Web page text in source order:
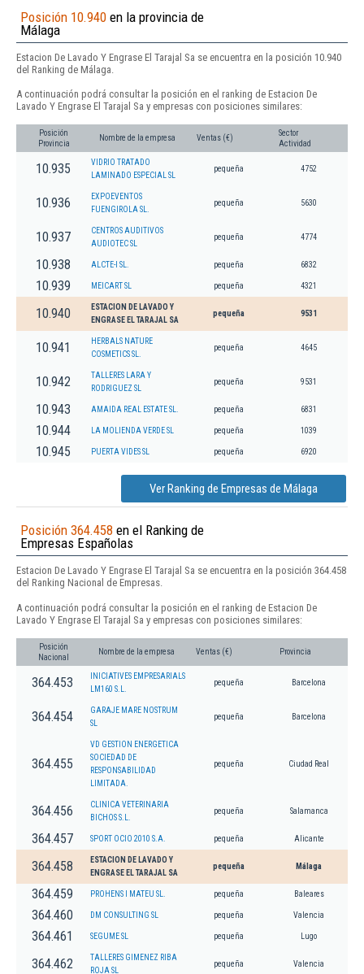
Posición 10.940 en la provincia de
Málaga
Estacion De Lavado Y Engrase El Tarajal Sa se encuentra en la posición 10.940
del Ranking de Málaga.
A continuación podrá consultar la posición en el ranking de Estacion De
Lavado Y Engrase El Tarajal Sa y empresas con posiciones similares:
Posición
Provincia
Nombre de la empresa Ventas (€)
Sector
Actividad
10.935
VIDRIO TRATADO
LAMINADO ESPECIAL SL
pequeña 4752
10.936
EXPOEVENTOS
FUENGIROLA SL.
pequeña 5630
10.937
CENTROS AUDITIVOS
AUDIOTEC SL
pequeña 4774
10.938 ALCTE-I SL. pequeña 6832
10.939 MEICART SL pequeña 4321
10.940
ESTACION DE LAVADO Y
ENGRASE EL TARAJAL SA
pequeña 9531
10.941
HERBALS NATURE
COSMETICS SL.
pequeña 4645
10.942
TALLERES LARA Y
RODRIGUEZ SL
pequeña 9531
10.943 AMAIDA REAL ESTATE SL. pequeña 6831
10.944 LA MOLIENDA VERDE SL pequeña 1039
10.945 PUERTA VIDES SL pequeña 6920
Ver Ranking de Empresas de Málaga
Posición 364.458 en el Ranking de
Empresas Españolas
Estacion De Lavado Y Engrase El Tarajal Sa se encuentra en la posición 364.458
del Ranking Nacional de Empresas.
A continuación podrá consultar la posición en el ranking de Estacion De
Lavado Y Engrase El Tarajal Sa y empresas con posiciones similares:
Posición
Nacional
Nombre de la empresa Ventas (€) Provincia
364.453
INICIATIVES EMPRESARIALS
LM160 S.L.
pequeña Barcelona
364.454
GARAJE MARE NOSTRUM
SL
pequeña Barcelona
364.455
VD GESTION ENERGETICA
SOCIEDAD DE
RESPONSABILIDAD
LIMITADA.
pequeña Ciudad Real
364.456
CLINICA VETERINARIA
BICHOS S.L.
pequeña Salamanca
364.457 SPORT OCIO 2010 S.A. pequeña Alicante
364.458
ESTACION DE LAVADO Y
ENGRASE EL TARAJAL SA
pequeña Málaga
364.459 PROHENS I MATEU SL. pequeña Baleares
364.460 DM CONSULTING SL pequeña Valencia
364.461 SEGUME SL pequeña Lugo
364.462
TALLERES GIMENEZ RIBA
ROJA SL
pequeña Valencia